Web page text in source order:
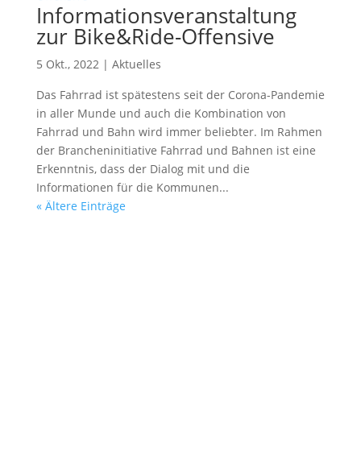
Informationsveranstaltung
zur Bike&Ride-Offensive
5 Okt., 2022| Aktuelles
Das Fahrrad ist spätestens seit der Corona-Pandemie
in aller Munde und auch die Kombination von
Fahrrad und Bahn wird immer beliebter. Im Rahmen
der Brancheninitiative Fahrrad und Bahnen ist eine
Erkenntnis, dass der Dialog mit und die
Informationen für die Kommunen...
« Ältere Einträge